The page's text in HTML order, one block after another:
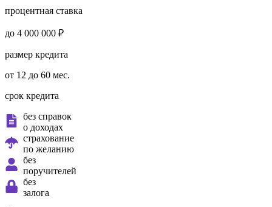
процентная ставка
до 4 000 000 ₽
размер кредита
от 12 до 60 мес.
срок кредита
без справок
о доходах
страхование
по желанию
без
поручителей
без
залога